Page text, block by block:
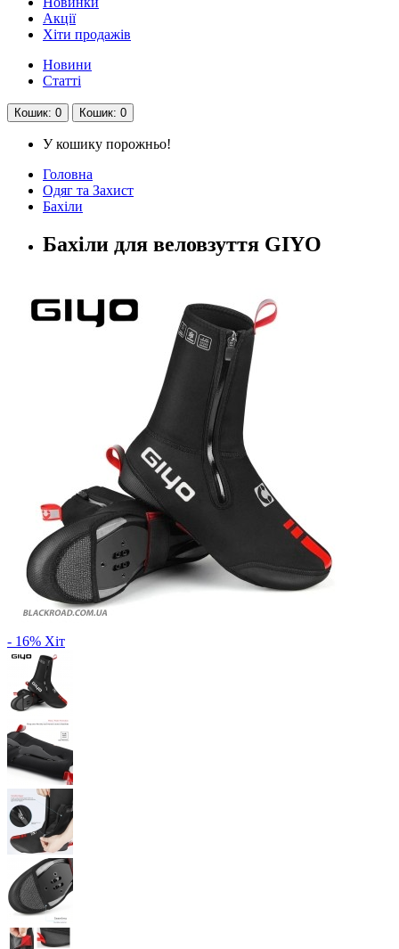
Акції
Хіти продажів
Новини
Статті
Кошик: 0 Кошик: 0
У кошику порожньо!
Головна
Одяг та Захист
Бахіли
Бахіли для веловзуття GIYO
- 16% Хіт